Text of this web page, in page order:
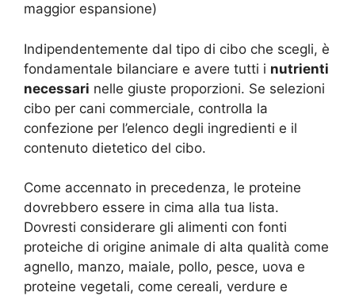
maggior espansione)
Indipendentemente dal tipo di cibo che scegli, è
fondamentale bilanciare e avere tutti i nutrienti
necessari nelle giuste proporzioni. Se selezioni
cibo per cani commerciale, controlla la
confezione per l’elenco degli ingredienti e il
contenuto dietetico del cibo.
Come accennato in precedenza, le proteine ​​
dovrebbero essere in cima alla tua lista.
Dovresti considerare gli alimenti con fonti
proteiche di origine animale di alta qualità come
agnello, manzo, maiale, pollo, pesce, uova e
proteine ​​vegetali, come cereali, verdure e